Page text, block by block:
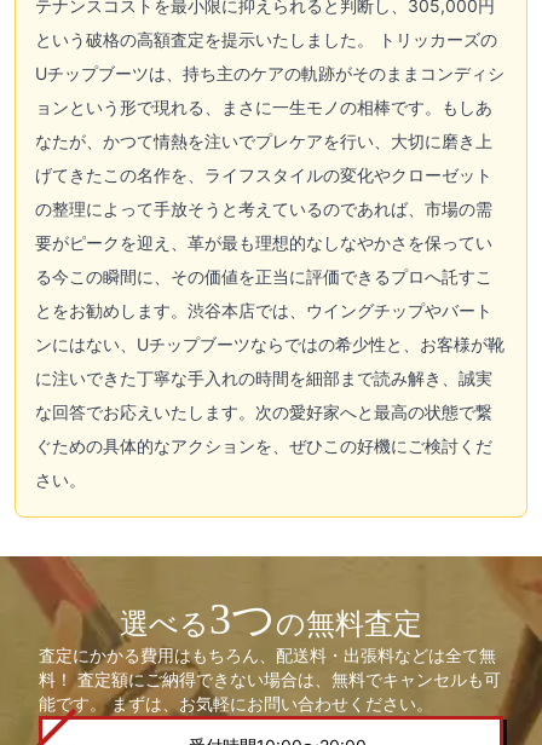
テナンスコストを最小限に抑えられると判断し、305,000円
という破格の高額査定を提示いたしました。 トリッカーズの
Uチップブーツは、持ち主のケアの軌跡がそのままコンディシ
ョンという形で現れる、まさに一生モノの相棒です。もしあ
なたが、かつて情熱を注いでプレケアを行い、大切に磨き上
げてきたこの名作を、ライフスタイルの変化やクローゼット
の整理によって手放そうと考えているのであれば、市場の需
要がピークを迎え、革が最も理想的なしなやかさを保ってい
る今この瞬間に、その価値を正当に評価できるプロへ託すこ
とをお勧めします。渋谷本店では、ウイングチップやバート
ンにはない、Uチップブーツならではの希少性と、お客様が靴
に注いできた丁寧な手入れの時間を細部まで読み解き、誠実
な回答でお応えいたします。次の愛好家へと最高の状態で繋
ぐための具体的なアクションを、ぜひこの好機にご検討くだ
さい。
選べる3つの無料査定
査定にかかる費用はもちろん、配送料・出張料などは全て無
料！ 査定額にご納得できない場合は、無料でキャンセルも可
能です。 まずは、お気軽にお問い合わせください。